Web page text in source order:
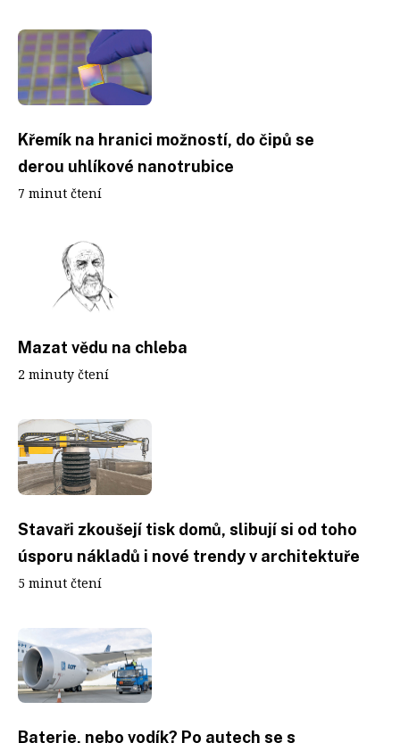
Křemík na hranici možností, do čipů se
derou uhlíkové nanotrubice
7 minut čtení
Mazat vědu na chleba
2 minuty čtení
Stavaři zkoušejí tisk domů, slibují si od toho
úsporu nákladů i nové trendy v architektuře
5 minut čtení
Baterie, nebo vodík? Po autech se s